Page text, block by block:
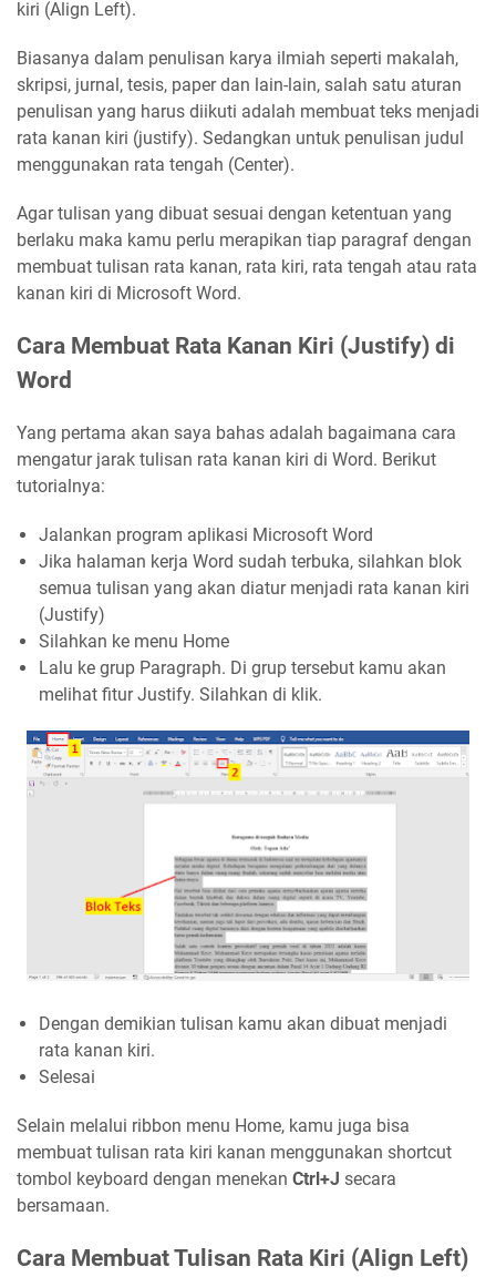
kiri (Align Left).
Biasanya dalam penulisan karya ilmiah seperti makalah,
skripsi, jurnal, tesis, paper dan lain-lain, salah satu aturan
penulisan yang harus diikuti adalah membuat teks menjadi
rata kanan kiri (justify). Sedangkan untuk penulisan judul
menggunakan rata tengah (Center).
Agar tulisan yang dibuat sesuai dengan ketentuan yang
berlaku maka kamu perlu merapikan tiap paragraf dengan
membuat tulisan rata kanan, rata kiri, rata tengah atau rata
kanan kiri di Microsoft Word.
Cara Membuat Rata Kanan Kiri (Justify) di
Word
Yang pertama akan saya bahas adalah bagaimana cara
mengatur jarak tulisan rata kanan kiri di Word. Berikut
tutorialnya:
Jalankan program aplikasi Microsoft Word
Jika halaman kerja Word sudah terbuka, silahkan blok
semua tulisan yang akan diatur menjadi rata kanan kiri
(Justify)
Silahkan ke menu Home
Lalu ke grup Paragraph. Di grup tersebut kamu akan
melihat fitur Justify. Silahkan di klik.
Dengan demikian tulisan kamu akan dibuat menjadi
rata kanan kiri.
Selesai
Selain melalui ribbon menu Home, kamu juga bisa
membuat tulisan rata kiri kanan menggunakan shortcut
tombol keyboard dengan menekan Ctrl+J secara
bersamaan.
Cara Membuat Tulisan Rata Kiri (Align Left)